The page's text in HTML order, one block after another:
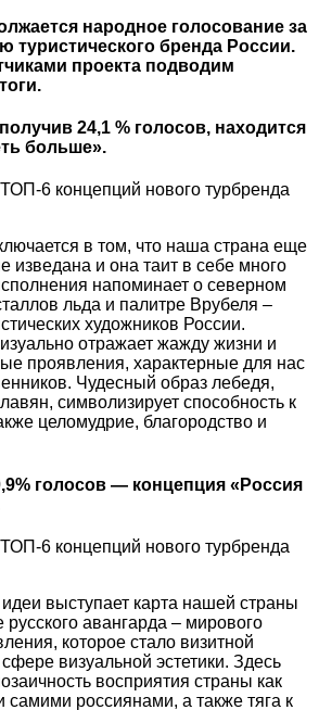
народное голосование за
туристического бренда России.
проекта подводим
24,1 % голосов, находится
больше».
в том, что наша страна еще
изведана и она таит в себе много
напоминает о северном
льда и палитре Врубеля –
художников России.
отражает жажду жизни и
проявления, характерные для нас
Чудесный образ лебедя,
символизирует способность к
целомудрие, благородство и
голосов — концепция «Россия
выступает карта нашей страны
авангарда – мирового
которое стало визитной
визуальной эстетики. Здесь
восприятия страны как
самими россиянами, а также тяга к